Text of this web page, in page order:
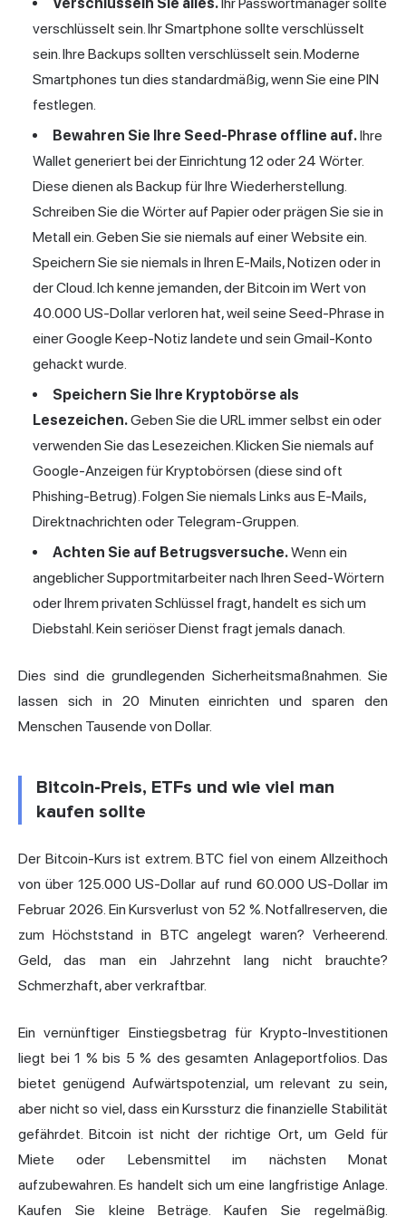
verschlüsselt sein. Ihr Smartphone sollte verschlüsselt
sein. Ihre Backups sollten verschlüsselt sein. Moderne
Smartphones tun dies standardmäßig, wenn Sie eine PIN
festlegen.
Bewahren Sie Ihre Seed-Phrase offline auf.Ihre
Wallet generiert bei der Einrichtung 12 oder 24 Wörter.
Diese dienen als Backup für Ihre Wiederherstellung.
Schreiben Sie die Wörter auf Papier oder prägen Sie sie in
Metall ein. Geben Sie sie niemals auf einer Website ein.
Speichern Sie sie niemals in Ihren E-Mails, Notizen oder in
der Cloud. Ich kenne jemanden, der Bitcoin im Wert von
40.000 US-Dollar verloren hat, weil seine Seed-Phrase in
einer Google Keep-Notiz landete und sein Gmail-Konto
gehackt wurde.
Speichern Sie Ihre Kryptobörse als
Lesezeichen.Geben Sie die URL immer selbst ein oder
verwenden Sie das Lesezeichen. Klicken Sie niemals auf
Google-Anzeigen für Kryptobörsen (diese sind oft
Phishing-Betrug). Folgen Sie niemals Links aus E-Mails,
Direktnachrichten oder Telegram-Gruppen.
Achten Sie auf Betrugsversuche.Wenn ein
angeblicher Supportmitarbeiter nach Ihren Seed-Wörtern
oder Ihrem privaten Schlüssel fragt, handelt es sich um
Diebstahl. Kein seriöser Dienst fragt jemals danach.
Dies sind die grundlegenden Sicherheitsmaßnahmen. Sie
lassen sich in 20 Minuten einrichten und sparen den
Menschen Tausende von Dollar.
Bitcoin-Preis, ETFs und wie viel man
kaufen sollte
Der Bitcoin-Kurs ist extrem. BTC fiel von einem Allzeithoch
von über 125.000 US-Dollar auf rund 60.000 US-Dollar im
Februar 2026. Ein Kursverlust von 52 %. Notfallreserven, die
zum Höchststand in BTC angelegt waren? Verheerend.
Geld, das man ein Jahrzehnt lang nicht brauchte?
Schmerzhaft, aber verkraftbar.
Ein vernünftiger Einstiegsbetrag für Krypto-Investitionen
liegt bei 1 % bis 5 % des gesamten Anlageportfolios. Das
bietet genügend Aufwärtspotenzial, um relevant zu sein,
aber nicht so viel, dass ein Kurssturz die finanzielle Stabilität
gefährdet. Bitcoin ist nicht der richtige Ort, um Geld für
Miete oder Lebensmittel im nächsten Monat
aufzubewahren. Es handelt sich um eine langfristige Anlage.
Kaufen Sie kleine Beträge. Kaufen Sie regelmäßig.